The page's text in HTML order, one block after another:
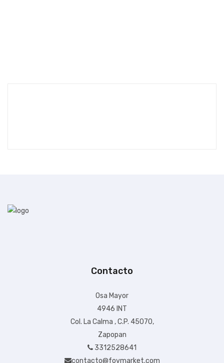
$1,714.19 $1,714.19
IVA Incluido
Disponible:En Inventario
Contacto
Osa Mayor
4946 INT
Col. La Calma , C.P. 45070,
Zapopan
3312528641
contacto@fovmarket.com